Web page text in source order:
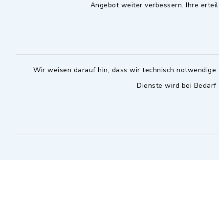
Angebot weiter verbessern. Ihre
Wir weisen darauf hin, dass wir technisch
Dienste wird bei
09102 9958-111
Notfallnummer Bauhof
0151 57140232
möglich -